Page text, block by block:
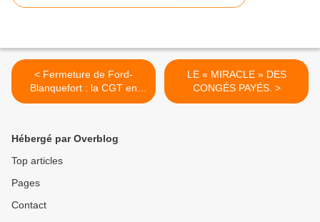
< Fermeture de Ford-
Blanquefort : la CGT en
appelle à la justice civile
LE « MIRACLE » DES
CONGÉS PAYÉS. >
Hébergé par Overblog
Top articles
Pages
Contact